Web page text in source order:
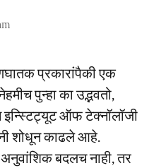
प्रकारांपैकी एक
पुन्हा का उद्भवतो,
इन्स्टिट्यूट ऑफ टेक्नॉलॉजी
शोधून काढले आहे.
बदलच नाही, तर